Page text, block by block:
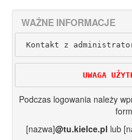
WAŻNE INFORMACJE
Kontakt z
UWAGA
Podczas logowania należy
[nazwa]@tu.kielce.pl lub